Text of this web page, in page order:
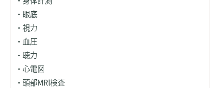
・眼底
・視力
・血圧
・聴力
・心電図
・頭部MRl検査